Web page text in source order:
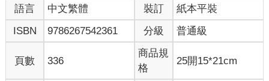
據說，只要住進某間飯店的最高樓層十八樓，房號跟九有關的
話，很可能會在睡夢中被帶到傳說中的鬱金香大飯店十九樓。那
裡宛如迷宮，不管怎麼走都找不到下樓的出口。但如果碰上青夫
人，就有機會回到原來世界，否則，很可能永遠被困在裡面，再
也出不來⋯⋯
不過據我調查，最初的怪談裡是沒有青夫人這一人物存在的，只
語言 中文繁體 裝訂
紙本平裝
ISBN
9786267542361 分級 普通級
頁數 336
商品規
格
25開15*21cm